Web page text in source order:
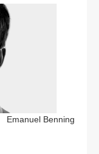
Emanuel Benning